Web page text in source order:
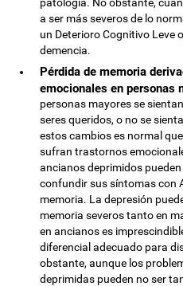
a ser más severos de lo
un Deterioro Cognitivo Leve
demencia.
Pérdida de memoria
emocionales en personas
personas mayores se
seres queridos, o no se
estos cambios es normal
sufran trastornos
ancianos deprimidos
confundir sus síntomas con
memoria. La depresión
memoria severos tanto en
en ancianos es
diferencial adecuado para
obstante, aunque los
deprimidas pueden no ser